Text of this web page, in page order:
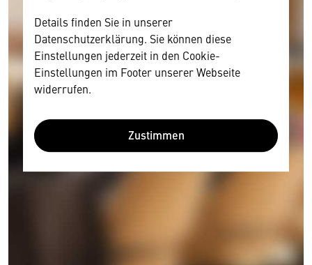
Details finden Sie in unserer
Datenschutzerklärung. Sie können diese
Einstellungen jederzeit in den Cookie-
Einstellungen im Footer unserer Webseite
widerrufen.
Zustimmen